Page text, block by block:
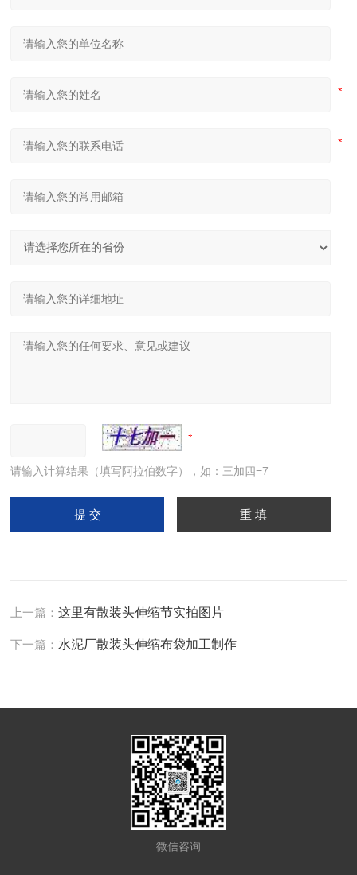
请输入计算结果（填写阿拉伯数字），如：三加四=7
上一篇：这里有散装头伸缩节实拍图片
下一篇： 水泥厂散装头伸缩布袋加工制作
微信咨询